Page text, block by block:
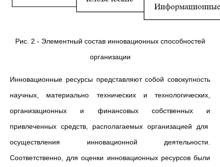
Рис. 2 - Элементный состав инновационных способностей
организации
Инновационные ресурсы представляют собой совокупность
научных, материально технических и технологических,
организационных и финансовых собственных и
привлеченных средств, располагаемых организацией для
осуществления инновационной деятельности.
Соответственно, для оценки инновационных ресурсов были